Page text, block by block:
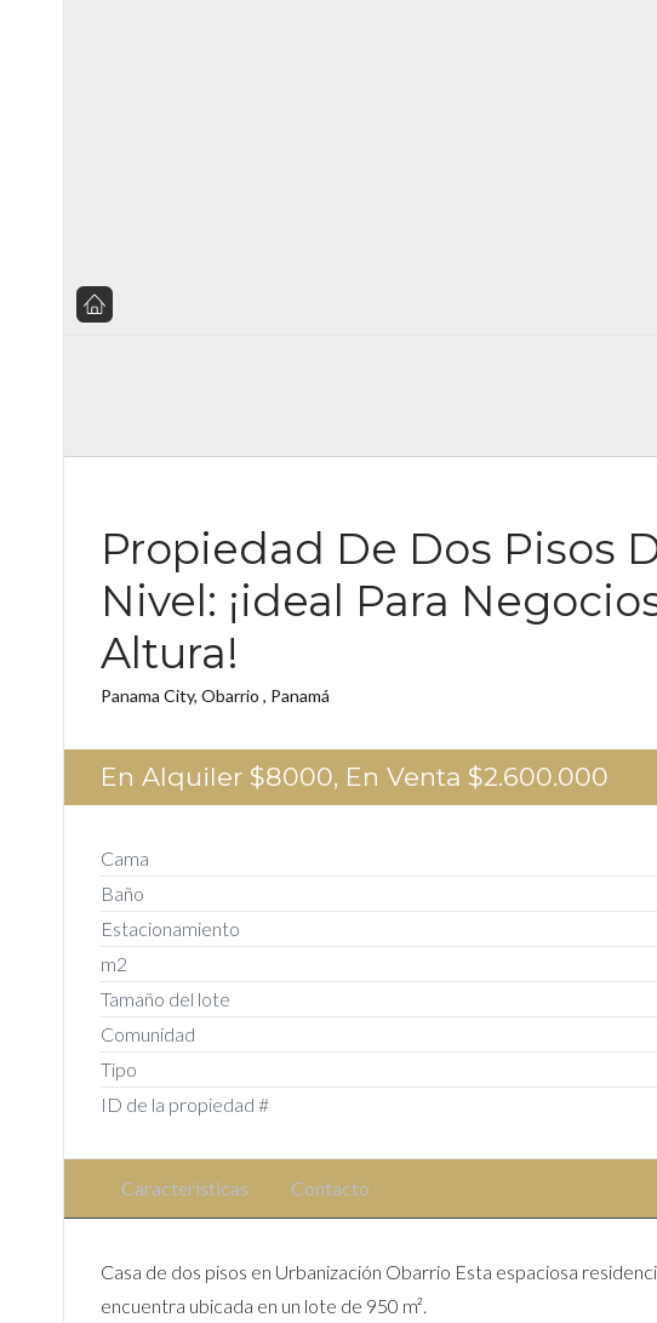
Propiedad De Dos Pisos
Nivel: ¡ideal Para
Altura!
Panama City, Obarrio , Panamá
En Alquiler $8000, En Venta $2.600.000
Cama
Baño
Estacionamiento
m2
Tamaño del lote
Comunidad
Tipo
ID de la propiedad #
Caracteristicas Contacto
Casa de dos pisos en Urbanización Obarrio Esta espaciosa
encuentra ubicada en un lote de 950 m².